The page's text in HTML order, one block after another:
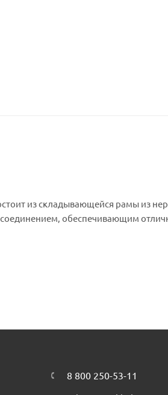
из складывающейся рамы из
обеспечивающим
8 800 250-53-11